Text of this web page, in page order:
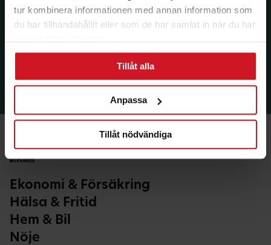
tur kombinera informationen med annan information som
du har tillhandahållit eller som de har samlat in när du har
Tillåt alla
Anpassa
Tillåt nödvändiga
Ekonomi & Försäkring
Hälsa & Fritid
Hem & Bil
Nöje